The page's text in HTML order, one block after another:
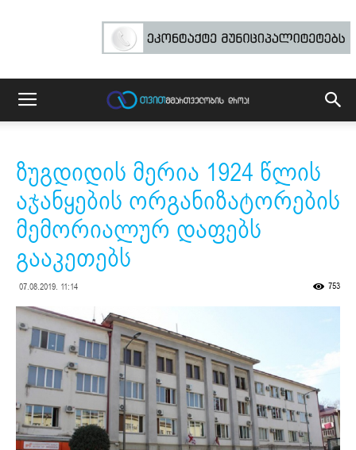
ზუგდიდის მერია 1924 წლის
აჯანყების ორგანიზატორების
მემორიალურ დაფებს
გააკეთებს
07.08.2019. 11:14 753